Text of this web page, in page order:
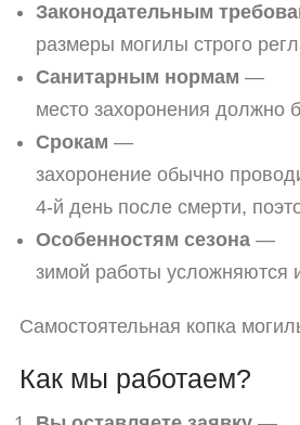
Законодательным
размеры могилы строго
Санитарным нормам —
место захоронения должно
Срокам —
захоронение обычно
4‑й день после смерти,
Особенностям сезона —
зимой работы усложняются
Самостоятельная копка
Как мы работаем?